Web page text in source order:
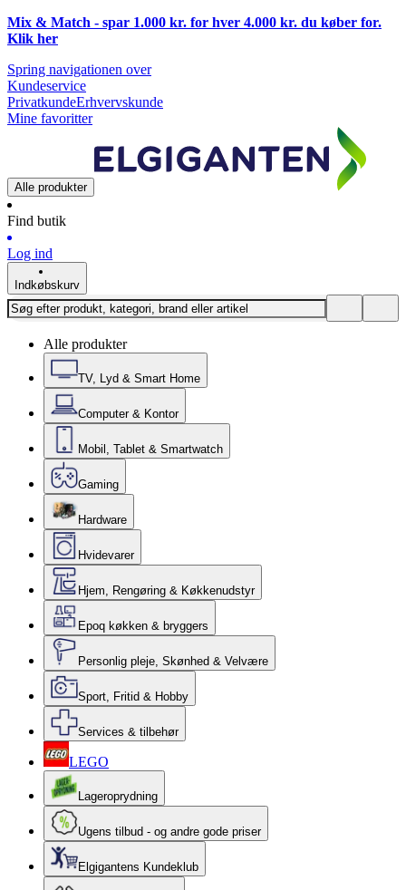
Mix & Match - spar 1.000 kr. for hver 4.000 kr. du køber for.
Klik her
Spring navigationen over
Kundeservice
PrivatkundeErhvervskunde
Mine favoritter
Alle produkter
Find butik
Log ind
Indkøbskurv
Alle produkter
TV, Lyd & Smart Home
Computer & Kontor
Mobil, Tablet & Smartwatch
Gaming
Hardware
Hvidevarer
Hjem, Rengøring & Køkkenudstyr
Epoq køkken & bryggers
Personlig pleje, Skønhed & Velvære
Sport, Fritid & Hobby
Services & tilbehør
LEGO
Lageroprydning
Ugens tilbud - og andre gode priser
Elgigantens Kundeklub